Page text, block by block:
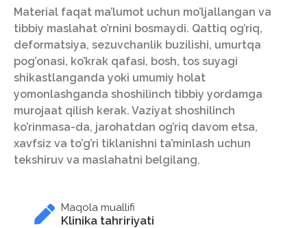
Material faqat ma’lumot uchun mo’ljallangan va
tibbiy maslahat o’rnini bosmaydi. Qattiq og’riq,
deformatsiya, sezuvchanlik buzilishi, umurtqa
pog’onasi, ko’krak qafasi, bosh, tos suyagi
shikastlanganda yoki umumiy holat
yomonlashganda shoshilinch tibbiy yordamga
murojaat qilish kerak. Vaziyat shoshilinch
ko’rinmasa-da, jarohatdan og’riq davom etsa,
xavfsiz va to’g’ri tiklanishni ta’minlash uchun
tekshiruv va maslahatni belgilang.
Maqola muallifi
Klinika tahririyati